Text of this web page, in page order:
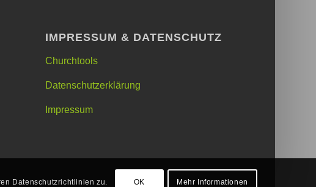
IMPRESSUM & DATENSCHUTZ
Churchtools
Datenschutzerklärung
Impressum
Datenschutzrichtlinien zu. OK Mehr Informationen